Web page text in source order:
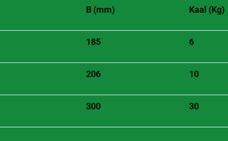
B (mm) Kaal (Kg)
185 6
206 10
300 30